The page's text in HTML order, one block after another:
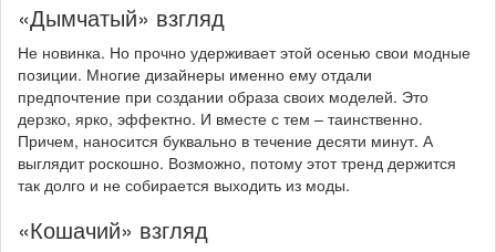
«Дымчатый» взгляд
Не новинка. Но прочно удерживает этой осенью свои модные
позиции. Многие дизайнеры именно ему отдали
предпочтение при создании образа своих моделей. Это
дерзко, ярко, эффектно. И вместе с тем – таинственно.
Причем, наносится буквально в течение десяти минут. А
выглядит роскошно. Возможно, потому этот тренд держится
так долго и не собирается выходить из моды.
«Кошачий» взгляд